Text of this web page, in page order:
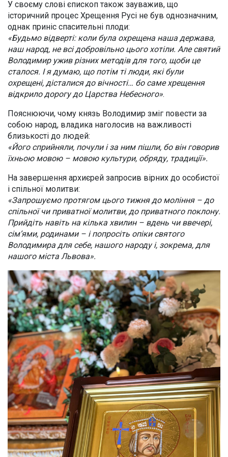
У своєму слові єпископ також зауважив, що
історичний процес Хрещення Русі не був однозначним,
однак приніс спасительні плоди:
«Будьмо відверті: коли була охрещена наша держава,
наш народ, не всі добровільно цього хотіли. Але святий
Володимир ужив різних методів для того, щоби це
сталося. І я думаю, що потім ті люди, які були
охрещені, дісталися до вічності… бо саме хрещення
відкрило дорогу до Царства Небесного».
Пояснюючи, чому князь Володимир зміг повести за
собою народ, владика наголосив на важливості
близькості до людей:
«Його сприйняли, почули і за ним пішли, бо він говорив
їхньою мовою – мовою культури, обряду, традиції».
На завершення архиєрей запросив вірних до особистої
і спільної молитви:
«Запрошуємо протягом цього тижня до моління – до
спільної чи приватної молитви, до приватного поклону.
Прийдіть навіть на кілька хвилин – вдень чи ввечері,
сім’ями, родинами – і попросіть опіки святого
Володимира для себе, нашого народу і, зокрема, для
нашого міста Львова».